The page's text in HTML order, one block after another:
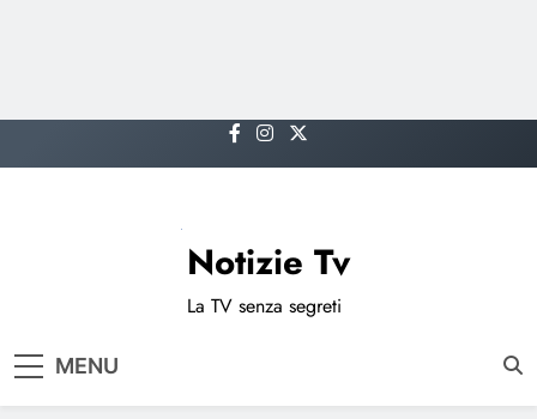
to
Notizie Tv
La TV senza segreti
MENU